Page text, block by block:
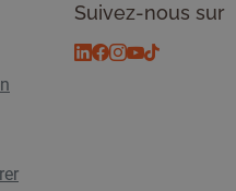
Suivez-nous sur